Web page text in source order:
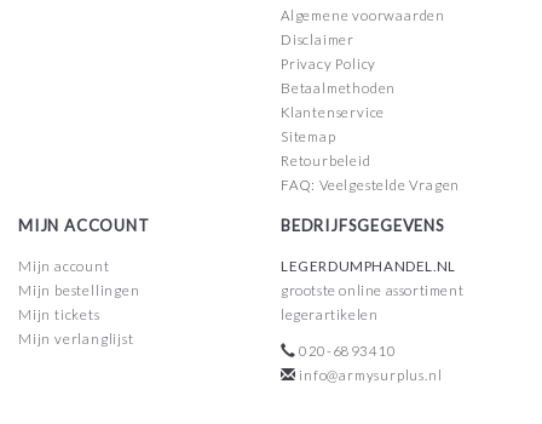
Algemene voorwaarden
Disclaimer
Privacy Policy
Betaalmethoden
Klantenservice
Sitemap
Retourbeleid
FAQ: Veelgestelde Vragen
MIJN ACCOUNT
Mijn account
Mijn bestellingen
Mijn tickets
Mijn verlanglijst
BEDRIJFSGEGEVENS
LEGERDUMPHANDEL.NL
grootste online assortiment
legerartikelen
020-6893410
info@armysurplus.nl